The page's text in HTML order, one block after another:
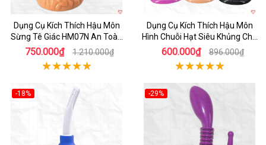
Dụng Cụ Kích Thích Hậu Môn
Sừng Tê Giác HM07N An Toàn
Hiệu Quả
750.000₫ 1.210.000₫
Dụng Cụ Kích Thích Hậu Môn
Hình Chuỗi Hạt Siêu Khủng Cho
Gay Cao Cấp
600.000₫ 896.000₫
-18%
-29%